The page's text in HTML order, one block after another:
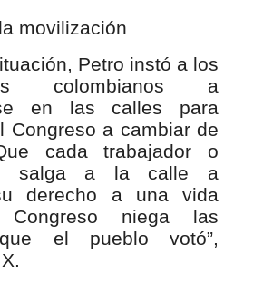
movilización
Petro instó a los
colombianos a
en las calles para
Congreso a cambiar de
cada trabajador o
salga a la calle a
derecho a una vida
niega las
el pueblo votó”,